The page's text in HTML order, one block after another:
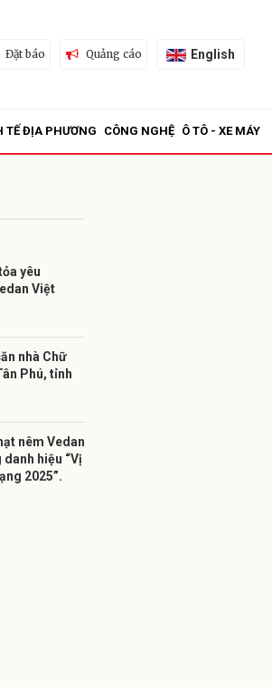
Đặt báo Quảng cáo English
TẾ ĐỊA PHƯƠNG CÔNG NGHỆ Ô TÔ - XE MÁY
yêu
Việt
nhà Chữ
Phú, tỉnh
nêm Vedan
hiệu “Vị
2025”.